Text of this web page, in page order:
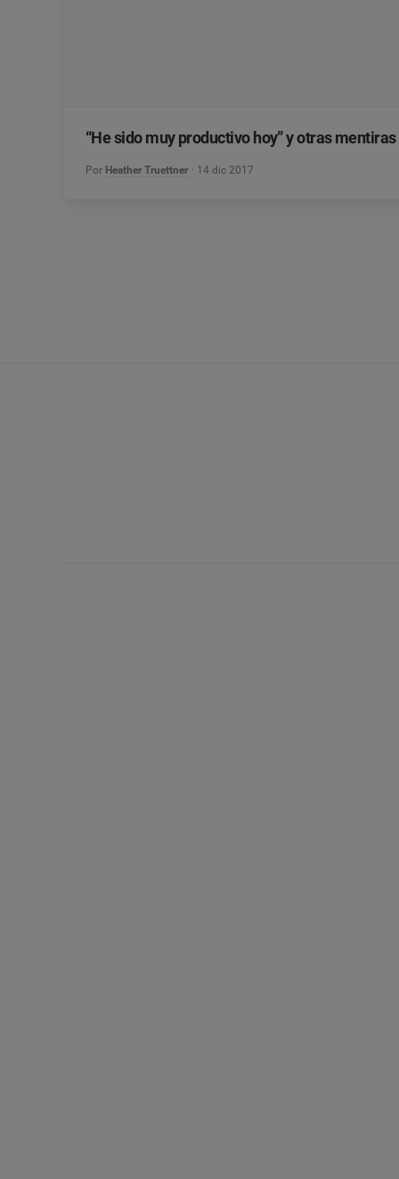
“He sido muy productivo hoy” y otras
Por Heather Truettner 14 dic 2017